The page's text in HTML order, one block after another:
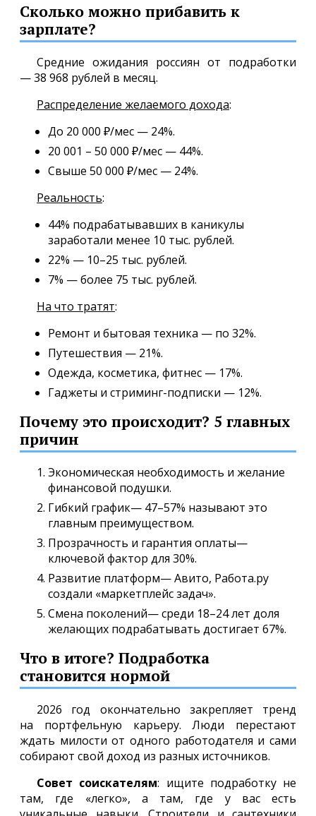
Сколько можно прибавить к
зарплате?
Средние ожидания россиян от подработки
— 38 968 рублей в месяц.
Распределение желаемого дохода:
До 20 000 ₽/мес — 24%.
20 001 – 50 000 ₽/мес — 44%.
Свыше 50 000 ₽/мес — 24%.
Реальность:
44% подрабатывавших в каникулы
заработали менее 10 тыс. рублей.
22% — 10–25 тыс. рублей.
7% — более 75 тыс. рублей.
На что тратят:
Ремонт и бытовая техника — по 32%.
Путешествия — 21%.
Одежда, косметика, фитнес — 17%.
Гаджеты и стриминг-подписки — 12%.
Почему это происходит? 5 главных
причин
Экономическая необходимость и желание
финансовой подушки.
Гибкий график— 47–57% называют это
главным преимуществом.
Прозрачность и гарантия оплаты—
ключевой фактор для 30%.
Развитие платформ— Авито, Работа.ру
создали «маркетплейс задач».
Смена поколений— среди 18–24 лет доля
желающих подрабатывать достигает 67%.
Что в итоге? Подработка
становится нормой
2026 год окончательно закрепляет тренд
на портфельную карьеру. Люди перестают
ждать милости от одного работодателя и сами
собирают свой доход из разных источников.
Совет соискателям: ищите подработку не
там, где «легко», а там, где у вас есть